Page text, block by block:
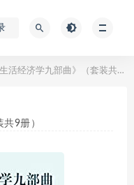
活经济学九部曲》（套装共9册）
9册）